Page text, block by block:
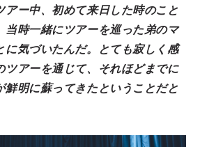
アー中、初めて来日した時のこと
当時一緒にツアーを巡った弟のマ
に気づいたんだ。とても寂しく感
ツアーを通じて、それほどまでに
鮮明に蘇ってきたということだと